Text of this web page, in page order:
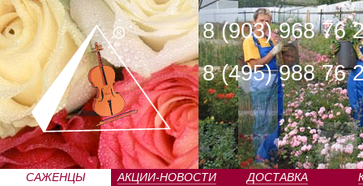
8 (903) 968 76
8 (495) 988 76
САЖЕНЦЫ
АКЦИИ-НОВОСТИ ДОСТАВКА